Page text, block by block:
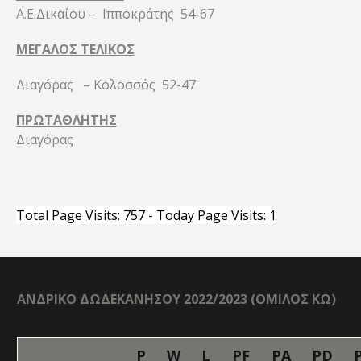
Α.Ε.Δικαίου – Ιπποκράτης 54-67
ΜΕΓΑΛΟΣ ΤΕΛΙΚΟΣ
Διαγόρας – Κολοσσός 52-47
ΠΡΩΤΑΘΛΗΤΗΣ
Διαγόρας
Total Page Visits: 757 - Today Page Visits: 1
ΑΝΔΡΙΚΟ ΔΩΔΕΚΑΝΗΣΟΥ 2022/2023 (ΟΜΙΛΟΣ ΚΩ)
P W L PF PA PD